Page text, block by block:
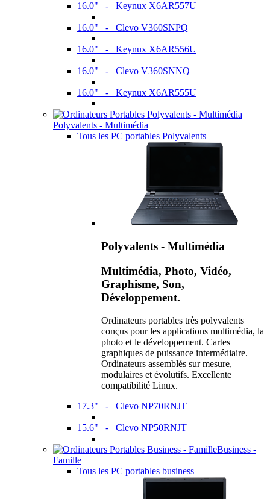
16.0" - Keynux X6AR557U
16.0" - Clevo V360SNPQ
16.0" - Keynux X6AR556U
16.0" - Clevo V360SNNQ
16.0" - Keynux X6AR555U
Polyvalents - Multimédia
Tous les PC portables Polyvalents
Polyvalents - Multimédia
Multimédia, Photo, Vidéo,
Graphisme, Son,
Développement.
Ordinateurs portables très polyvalents
conçus pour les applications multimédia, la
photo et le développement. Cartes
graphiques de puissance intermédiaire.
Ordinateurs assemblés sur mesure,
modulaires et évolutifs. Excellente
compatibilité Linux.
17.3" - Clevo NP70RNJT
15.6" - Clevo NP50RNJT
Business -
Famille
Tous les PC portables business